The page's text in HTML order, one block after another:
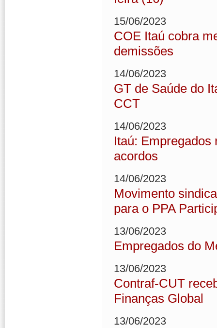
15/06/2023
COE Itaú cobra
demissões
14/06/2023
GT de Saúde do
CCT
14/06/2023
Itaú:
acordos
14/06/2023
Movimento
para o PPA
13/06/2023
Empregados do
13/06/2023
Contraf-CUT
Finanças Global
13/06/2023